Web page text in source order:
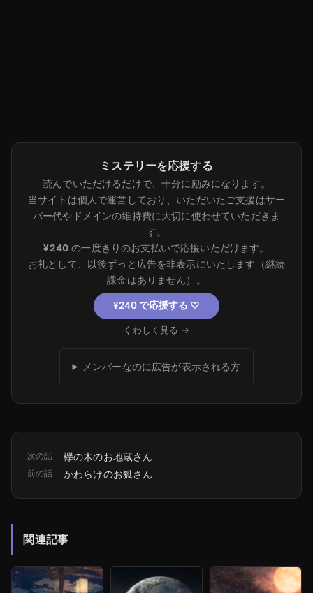
ミステリーを応援する
読んでいただけるだけで、十分に励みになります。
当サイトは個人で運営しており、いただいたご支援はサー
バー代やドメインの維持費に大切に使わせていただきま
す。
¥240 の一度きりのお支払いで応援いただけます。
お礼として、以後ずっと広告を非表示にいたします（継続
課金はありません）。
¥240 で応援する ♡
くわしく見る →
メンバーなのに広告が表示される方
次の話 欅の木のお地蔵さん
前の話 かわらけのお狐さん
関連記事